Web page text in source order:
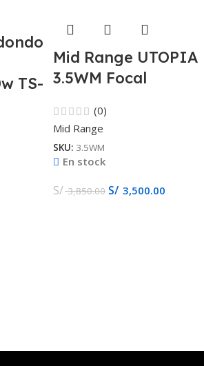
TS-
Mid Range UTOPIA
3.5WM Focal
(0)
Mid Range
SKU: 3.5WM
En stock
S/3,850.00 S/ 3,500.00